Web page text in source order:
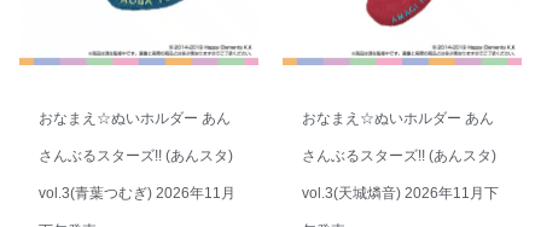
おなまえ☆ぬいホルダー あん
さんぶるスターズ!! (あんスタ)
vol.3(青葉つむぎ) 2026年11月
おなまえ☆ぬいホルダー あん
さんぶるスターズ!! (あんスタ)
vol.3(天城燐音) 2026年11月下